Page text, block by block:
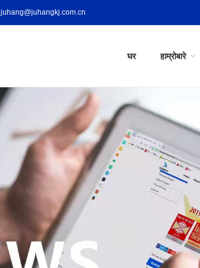
juhang@juhangkj.com.cn
घर हाम्रोबारे